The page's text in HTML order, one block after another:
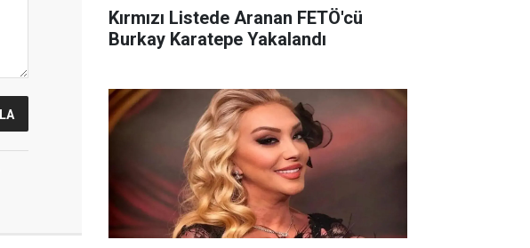
Kırmızı Listede Aranan FETÖ'cü
Burkay Karatepe Yakalandı